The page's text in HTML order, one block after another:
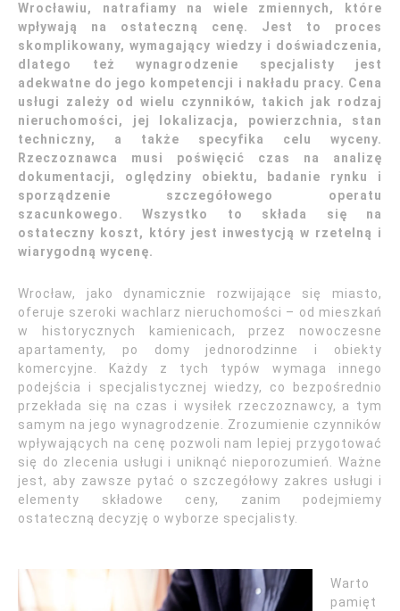
Wrocławiu, natrafiamy na wiele zmiennych, które
wpływają na ostateczną cenę. Jest to proces
skomplikowany, wymagający wiedzy i doświadczenia,
dlatego też wynagrodzenie specjalisty jest
adekwatne do jego kompetencji i nakładu pracy. Cena
usługi zależy od wielu czynników, takich jak rodzaj
nieruchomości, jej lokalizacja, powierzchnia, stan
techniczny, a także specyfika celu wyceny.
Rzeczoznawca musi poświęcić czas na analizę
dokumentacji, oględziny obiektu, badanie rynku i
sporządzenie szczegółowego operatu
szacunkowego. Wszystko to składa się na
ostateczny koszt, który jest inwestycją w rzetelną i
wiarygodną wycenę.
Wrocław, jako dynamicznie rozwijające się miasto,
oferuje szeroki wachlarz nieruchomości – od mieszkań
w historycznych kamienicach, przez nowoczesne
apartamenty, po domy jednorodzinne i obiekty
komercyjne. Każdy z tych typów wymaga innego
podejścia i specjalistycznej wiedzy, co bezpośrednio
przekłada się na czas i wysiłek rzeczoznawcy, a tym
samym na jego wynagrodzenie. Zrozumienie czynników
wpływających na cenę pozwoli nam lepiej przygotować
się do zlecenia usługi i uniknąć nieporozumień. Ważne
jest, aby zawsze pytać o szczegółowy zakres usługi i
elementy składowe ceny, zanim podejmiemy
ostateczną decyzję o wyborze specjalisty.
Warto
pamięt